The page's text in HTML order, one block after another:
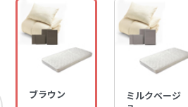
ブラウン ミルクベージ